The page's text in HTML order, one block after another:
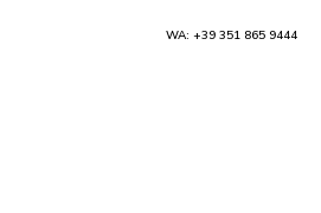
WA: +39 351 865 9444